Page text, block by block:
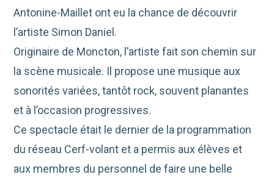
Antonine-Maillet ont eu la chance de découvrir
l’artiste Simon Daniel.
Originaire de Moncton, l’artiste fait son chemin sur
la scène musicale. Il propose une musique aux
sonorités variées, tantôt rock, souvent planantes
et à l’occasion progressives.
Ce spectacle était le dernier de la programmation
du réseau Cerf-volant et a permis aux élèves et
aux membres du personnel de faire une belle